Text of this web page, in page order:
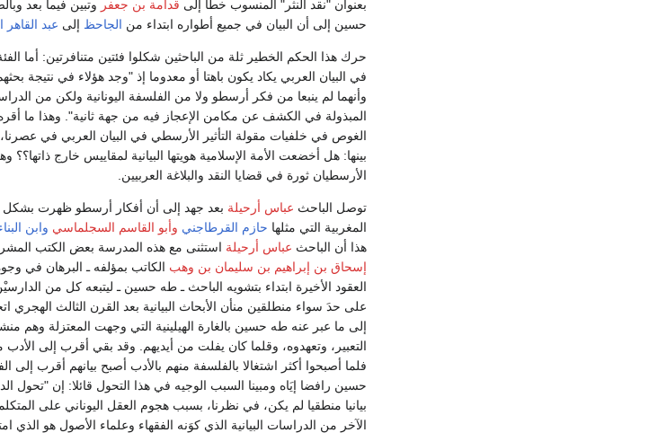
بعنوان "نقد النثر" المنسوب خطأ إلى قدامة بن جعفر
حسين إلى أن البيان في جميع أطواره ابتداء من الجاحظ إلى عبد القاهر
حرك هذا الحكم الخطير ثلة من الباحثين شكلوا فئتين متنافرتين: أما
في البيان العربي يكاد يكون باهتا أو معدوما إذ "وجد هؤلاء في نتيجة
وأنهما لم ينبعا من فكر أرسطو ولا من الفلسفة اليونانية ولكن من
المبذولة في الكشف عن مكامن الإعجاز فيه من جهة ثانية". وهذا ما
الغوص في خلفيات مقولة التأثير الأرسطي في البيان العربي في
بينها: هل أخضعت الأمة الإسلامية هويتها البيانية لمقاييس خارج
الأرسطيان ثورة في قضايا النقد والبلاغة العربيين.
توصل الباحث عباس أرحيلة بعد جهد إلى أن أفكار أرسطو ظهرت بشكل
المغربية التي مثلها حازم القرطاجني وأبو القاسم السجلماسي وابن
هذا أن الباحث عباس أرحيلة استثنى مع هذه المدرسة بعض الكتب
إسحاق بن إبراهيم بن سليمان بن وهب الكاتب بمؤلفه ـ البرهان في
العقود الأخيرة ابتداء بتشويه الباحث ـ طه حسين ـ ليتبعه كل من
على حدَ سواء منطلقين منأن الأبحاث البيانية بعد القرن الثالث الهجري
إلى ما عبر عنه طه حسين بالغارة الهيلينية التي وجهت المعتزلة وهم
التعبير، وتعهدوه، وقلما كان يفلت من أيديهم. وقد بقي أقرب إلى
فلما أصبحوا أكثر اشتغالا بالفلسفة منهم بالأدب أصبح بيانهم أقرب
حسين رافضا إيَاه ومبينا السبب الوجيه في هذا التحول قائلا: إن "تحول
بيانيا منطقيا لم يكن، في نظرنا، بسبب هجوم العقل اليوناني على
الآخر من الدراسات البيانية الذي كوَنه الفقهاء وعلماء الأصول هو الذي